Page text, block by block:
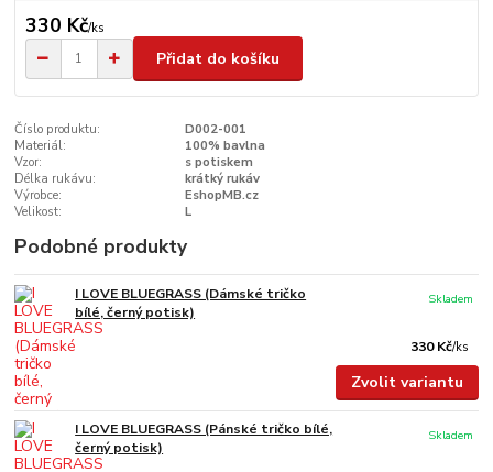
330 Kč/ks
Přidat do košíku
Číslo produktu:
D002-001
Materiál:
100% bavlna
Vzor:
s potiskem
Délka rukávu:
krátký rukáv
Výrobce:
EshopMB.cz
Velikost:
L
Podobné produkty
I LOVE BLUEGRASS (Dámské tričko
bílé, černý potisk)
330 Kč/ks
Skladem
Zvolit variantu
I LOVE BLUEGRASS (Pánské tričko bílé,
černý potisk)
Skladem